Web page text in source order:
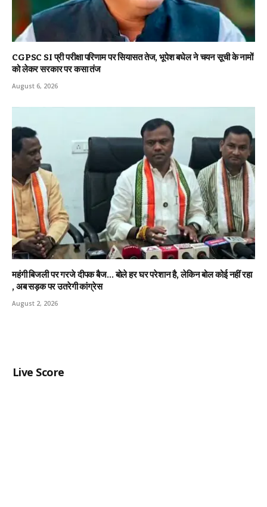
CGPSC SI प्री परीक्षा परिणाम पर सियासत तेज, भूपेश बघेल ने चयन सूची के नामों
को लेकर सरकार पर कसा तंज
August 6, 2026
महंगी बिजली पर गरजे दीपक बैज… बोले हर घर परेशान है, लेकिन बोल कोई नहीं रहा
, अब सड़क पर उतरेगी कांग्रेस
August 2, 2026
Live Score